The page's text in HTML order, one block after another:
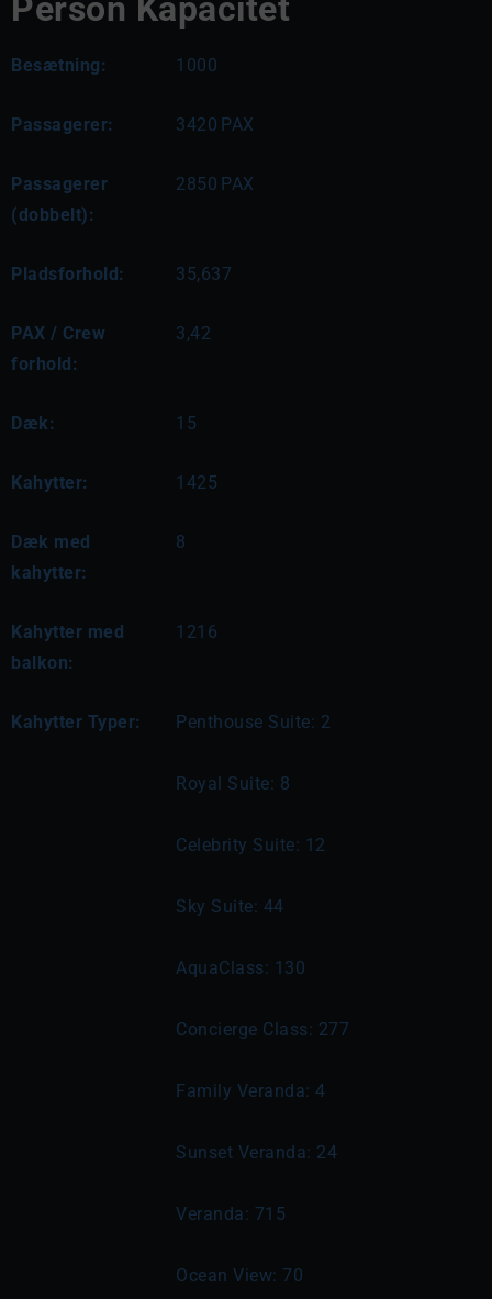
Besætning: 1000
Passagerer: 3420 PAX
Passagerer
(dobbelt):
2850 PAX
Pladsforhold: 35,637
PAX / Crew
forhold:
3,42
Dæk: 15
Kahytter: 1425
Dæk med
kahytter:
8
Kahytter med
balkon:
1216
Kahytter Typer: Penthouse Suite: 2
Royal Suite: 8
Celebrity Suite: 12
Sky Suite: 44
AquaClass: 130
Concierge Class: 277
Family Veranda: 4
Sunset Veranda: 24
Veranda: 715
Ocean View: 70